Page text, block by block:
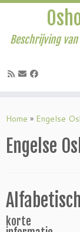
naar
Beschrijving
Home » Engelse
Engelse
korte